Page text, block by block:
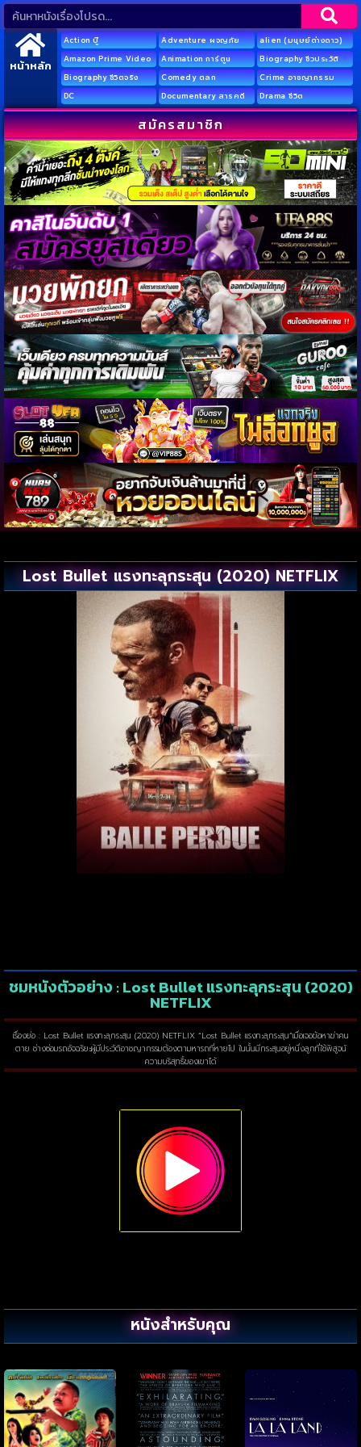
หน้าหลัก
Action บู๊ Adventure ผจญภัย
alien (มนุษย์ต่างดาว)
Amazon Prime Video
Animation การ์ตูน
Biography ชีวประวัติ
Biography ชีวิตจริง
Comedy ตลก
Crime อาชญากรรม
DC
Documentary สารคดี Drama ชีวิต
สมัครสมาชิก
Lost Bullet แรงทะลุกระสุน (2020) NETFLIX
ชมหนังตัวอย่าง : Lost Bullet แรงทะลุกระสุน (2020)
NETFLIX
เรื่องย่อ : Lost Bullet แรงทะลุกระสุน (2020) NETFLIX “Lost Bullet แรงทะลุกระสุน”เมื่อเจอข้อหาฆ่าคน
ตาย ช่างซ่อมรถอัจฉริยะผู้มีประวัติอาชญากรรมต้องตามหารถที่หายไป ในนั้นมีกระสุนอยู่หนึ่งลูกที่ใช้พิสูจน์
ความบริสุทธิ์ของเขาได้
หนังสำหรับคุณ